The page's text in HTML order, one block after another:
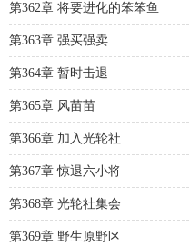
第362章 将要进化的笨笨鱼
第363章 强买强卖
第364章 暂时击退
第365章 风苗苗
第366章 加入光轮社
第367章 惊退六小将
第368章 光轮社集会
第369章 野生原野区